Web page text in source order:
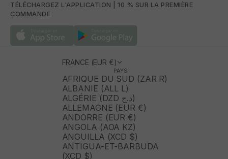
TÉLÉCHARGEZ L'APPLICATION | 10 % SUR LA PREMIÈRE
COMMANDE
FRANCE (EUR €)
PAYS
AFRIQUE DU SUD (ZAR R)
ALBANIE (ALL L)
ALGÉRIE (DZD د.ج)
ALLEMAGNE (EUR €)
ANDORRE (EUR €)
ANGOLA (AOA KZ)
ANGUILLA (XCD $)
ANTIGUA-ET-BARBUDA
(XCD $)